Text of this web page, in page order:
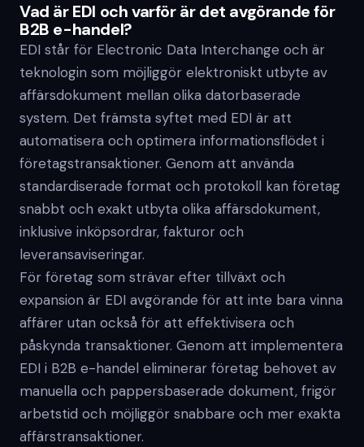
Vad är EDI och varför är det avgörande för
B2B e-handel?
EDI står för Electronic Data Interchange och är
teknologin som möjliggör elektroniskt utbyte av
affärsdokument mellan olika datorbaserade
system. Det främsta syftet med EDI är att
automatisera och optimera informationsflödet i
företagstransaktioner. Genom att använda
standardiserade format och protokoll kan företag
snabbt och exakt utbyta olika affärsdokument,
inklusive inköpsordrar, fakturor och
leveransaviseringar.
För företag som strävar efter tillväxt och
expansion är EDI avgörande för att inte bara vinna
affärer utan också för att effektivisera och
påskynda transaktioner. Genom att implementera
EDI i B2B e-handel eliminerar företag behovet av
manuella och pappersbaserade dokument, frigör
arbetstid och möjliggör snabbare och mer exakta
affärstransaktioner.